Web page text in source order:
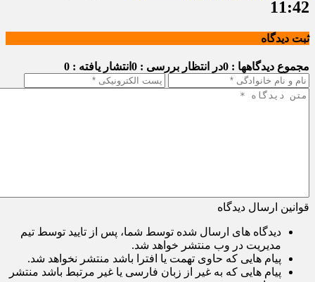
11:42
ثبت دیدگاه
مجموع دیدگاهها : 0 در انتظار بررسی : 0 انتشار یافته : 0
قوانین ارسال دیدگاه
دیدگاه های ارسال شده توسط شما، پس از تایید توسط تیم
مدیریت در وب منتشر خواهد شد.
پیام هایی که حاوی تهمت یا افترا باشد منتشر نخواهد شد.
پیام هایی که به غیر از زبان فارسی یا غیر مرتبط باشد منتشر